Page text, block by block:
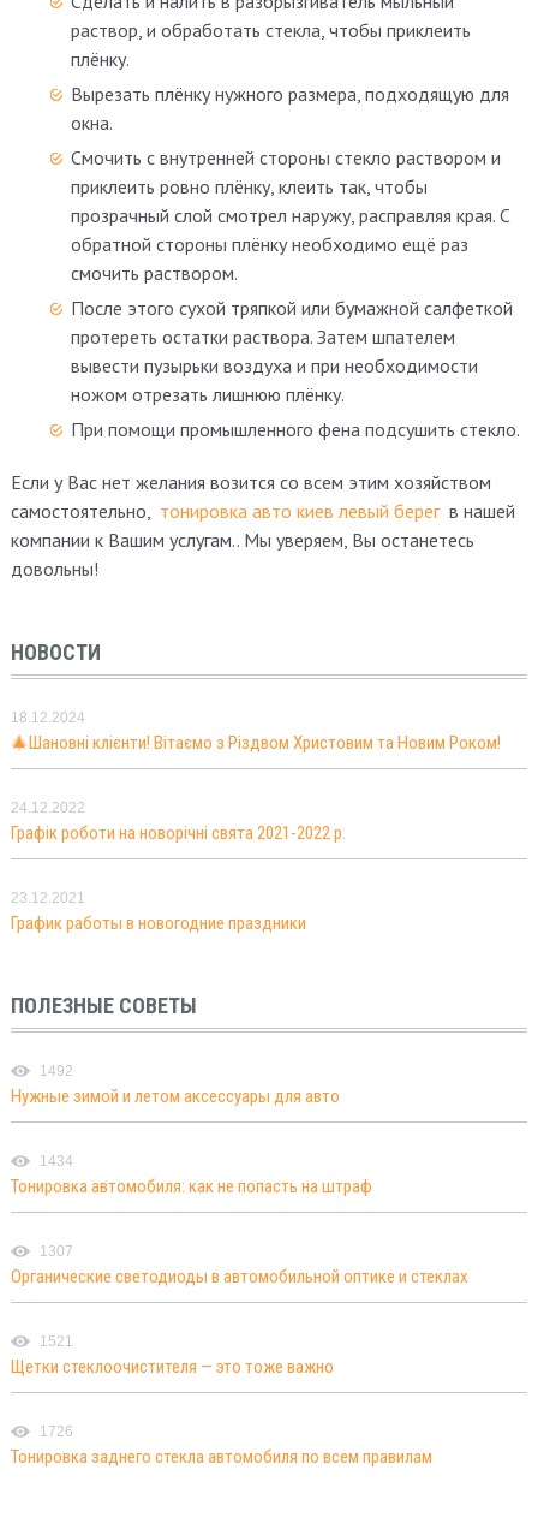
раствор, и обработать стекла, чтобы приклеить
плёнку.
Вырезать плёнку нужного размера, подходящую для
окна.
Смочить с внутренней стороны стекло раствором и
приклеить ровно плёнку, клеить так, чтобы
прозрачный слой смотрел наружу, расправляя края. С
обратной стороны плёнку необходимо ещё раз
смочить раствором.
После этого сухой тряпкой или бумажной салфеткой
протереть остатки раствора. Затем шпателем
вывести пузырьки воздуха и при необходимости
ножом отрезать лишнюю плёнку.
При помощи промышленного фена подсушить стекло.
Если у Вас нет желания возится со всем этим хозяйством
самостоятельно, тонировка авто киев левый берегв нашей
компании к Вашим услугам.. Мы уверяем, Вы останетесь
довольны!
НОВОСТИ
18.12.2024
🎄Шановні клієнти! Вітаємо з Різдвом Христовим та Новим Роком!
24.12.2022
Графік роботи на новорічні свята 2021-2022 р.
23.12.2021
График работы в новогодние праздники
ПОЛЕЗНЫЕ СОВЕТЫ
1492
Нужные зимой и летом аксессуары для авто
1434
Тонировка автомобиля: как не попасть на штраф
1307
Органические светодиоды в автомобильной оптике и стеклах
1521
Щетки стеклоочистителя — это тоже важно
1726
Тонировка заднего стекла автомобиля по всем правилам